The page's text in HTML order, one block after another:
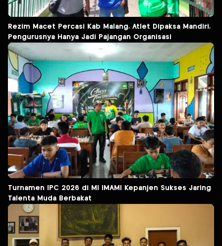
Rezim Macet Percasi Kab Malang, Atlet Dipaksa Mandiri,
Pengurusnya Hanya Jadi Pajangan Organisasi
Turnamen IPC 2026 di MI IMAMI Kepanjen Sukses Jaring
Talenta Muda Berbakat